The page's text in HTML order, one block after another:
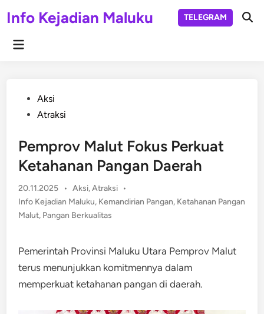
toInfo Kejadian Maluku TELEGRAM
Main
PostedAksi
Atraksi
Pemprov Malut Fokus Perkuat
Ketahanan Pangan Daerah
20.11.2025 • Posted
in
Aksi,Atraksi •
Info Kejadian Maluku, Kemandirian Pangan, Ketahanan Pangan
Malut, Pangan Berkualitas
Pemerintah Provinsi Maluku Utara Pemprov Malut
terus menunjukkan komitmennya dalam
memperkuat ketahanan pangan di daerah.